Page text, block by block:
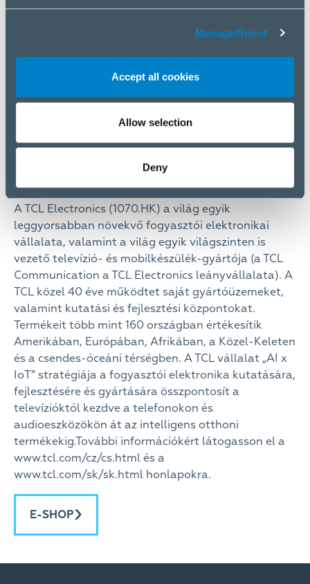
Manage/Reject
Accept all cookies
Allow selection
Deny
berendezéseinkben lévő innovatív technológiákat.”
Branislav Kyrinovič,
A TCL vállalat csehországi és
szlovákiai értékesítési igazgatója
A WESTech már régóta intenzíven dolgozik
partnerség megerősíti mindkét vállalat fontos
szerepét a szlovák informatikai és fogyasztói
A TCL Electronics (1070.HK) a világ egyik
leggyorsabban növekvő fogyasztói elektronikai
vállalata, valamint a világ egyik világszinten is
vezető televízió- és mobilkészülék-gyártója (a TCL
Communication a TCL Electronics leányvállalata). A
TCL közel 40 éve működtet saját gyártóüzemeket,
valamint kutatási és fejlesztési központokat.
Termékeit több mint 160 országban értékesítik
Amerikában, Európában, Afrikában, a Közel-Keleten
és a csendes-óceáni térségben. A TCL vállalat „AI x
IoT” stratégiája a fogyasztói elektronika kutatására,
fejlesztésére és gyártására összpontosít a
televízióktól kezdve a telefonokon és
audioeszközökön át az intelligens otthoni
termékekig.További információkért látogasson el a
www.tcl.com/cz/cs.html és a
www.tcl.com/sk/sk.html honlapokra.
E-SHOP